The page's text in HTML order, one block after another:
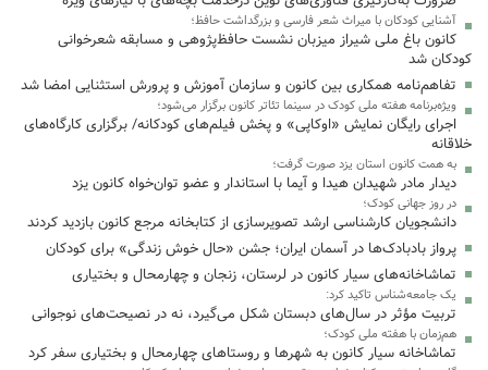
آشنایی کودکان با میراث شعر فارسی و بزرگداشت حافظ؛
کانون باغ ملی شیراز میزبان نشست حافظ‌پژوهی و مسابقه شعرخوانی
کودکان شد
تفاهم‌نامه همکاری بین کانون و سازمان آموزش و پرورش استثنایی امضا شد
ویژه‌برنامه‌ هفته ملی کودک در سینما تئاتر کانون برگزار می‌شود؛
اجرای رایگان نمایش «اوکاپی» و پخش فیلم‌های کودکانه/ برگزاری کارگاه‌های
خلاقانه
به همت کانون استان یزد صورت گرفت؛
دیدار مادر شهیدان هیدا و آیما با استاندار و عضو توان‌خواه کانون یزد
در روز جهانی کودک؛
دانشجویان کارشناسی ارشد تصویرسازی از کتابخانه مرجع کانون بازدید کردند
پرواز بادبادک‌ها در آسمان ایران؛ جشن «حال خوش زندگی» برای کودکان
تماشاخانه‌های سیار کانون در لرستان، زنجان و چهارمحال و بختیاری
یک جامعه‌شناس تاکید کرد:
تربیت مؤثر در سال‌های دبستان شکل می‌گیرد، نه در نصیحت‌های نوجوانی
هم‌زمان با هفته ملی کودک؛
تماشاخانه سیار کانون به شهرها و روستاهای چهارمحال و بختیاری سفر کرد